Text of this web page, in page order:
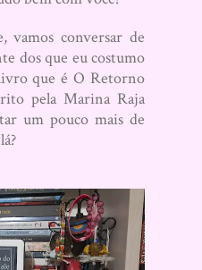
vamos conversar de
dos que eu costumo
que é O Retorno
pela Marina Raja
um pouco mais de